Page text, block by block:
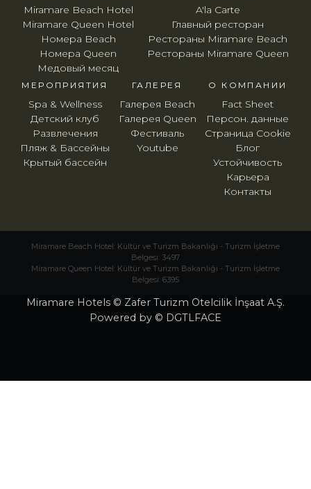
Miramare Beach Hotel
Miramare Queen Hotel
Номера Beach
Номера Queen
Медовый месяц
A'la Carte
Главный ресторан
Рестораны Miramare Beach
Рестораны Miramare Queen
МЕРОПРИЯТИЯ
Spa & Wellness
Детский клуб
Развлечения
Пляж & Бассейны
Крытый бассейн
O КОМПАНИИ
Fact Sheet
Персон. данные
Страница Cookie
Блог
Устойчивость
Карьера
Контакты
ГАЛЕРЕЯ
Галерея Beach
Галерея Queen
Фестиваль
Youtube
Miramare Beach Hotel: Kültür ve Turizm Bakanlığı - Turizm İşletme
Belgesi: 3497
Miramare Queen Hotel: Kültür ve Turizm Bakanlığı - Turizm İşletme
Belgesi: 6395
Miramare Hotels © Zafer Turizm Otelcilik İnşaat A.Ş.
Powered by © DGTLFACE